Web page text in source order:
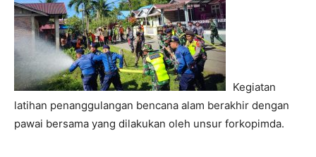
Kegiatan
latihan penanggulangan bencana alam berakhir dengan
pawai bersama yang dilakukan oleh unsur forkopimda.